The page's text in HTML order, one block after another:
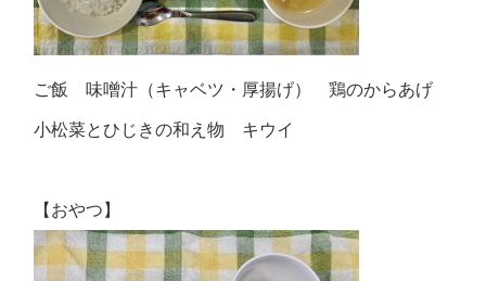
ご飯 味噌汁（キャベツ・厚揚げ） 鶏のからあげ
小松菜とひじきの和え物 キウイ
【おやつ】